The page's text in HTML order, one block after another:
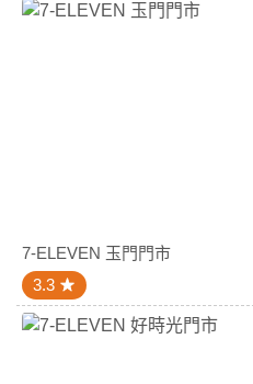
7-ELEVEN 玉門門市
3.3